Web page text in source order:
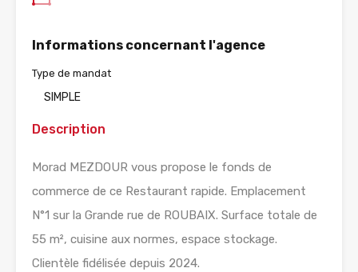
Informations concernant l'agence
Type de mandat
SIMPLE
Description
Morad MEZDOUR vous propose le fonds de
commerce de ce Restaurant rapide. Emplacement
N°1 sur la Grande rue de ROUBAIX. Surface totale de
55 m², cuisine aux normes, espace stockage.
Clientèle fidélisée depuis 2024.